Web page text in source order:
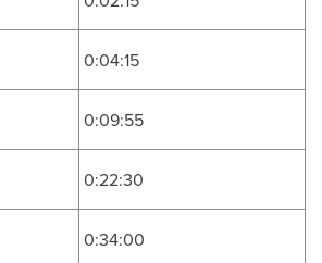
0:04:15
0:09:55
0:22:30
0:34:00